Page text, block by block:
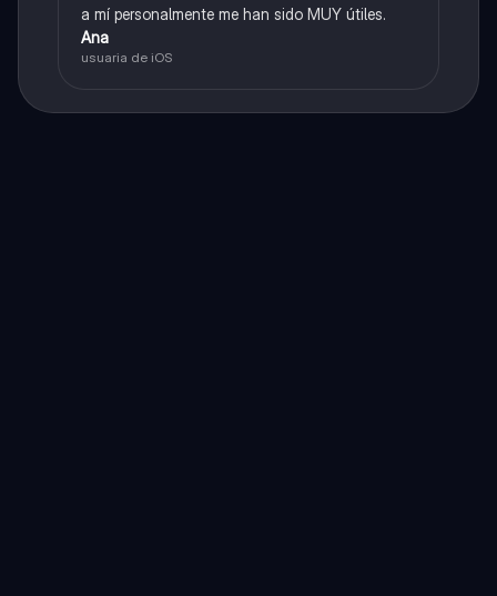
a mí personalmente me han sido MUY útiles.
Ana
usuaria de iOS